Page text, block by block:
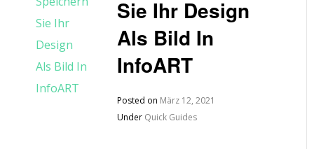
Sie Ihr Design
Als Bild In
InfoART
Posted on März 12, 2021
Under Quick Guides